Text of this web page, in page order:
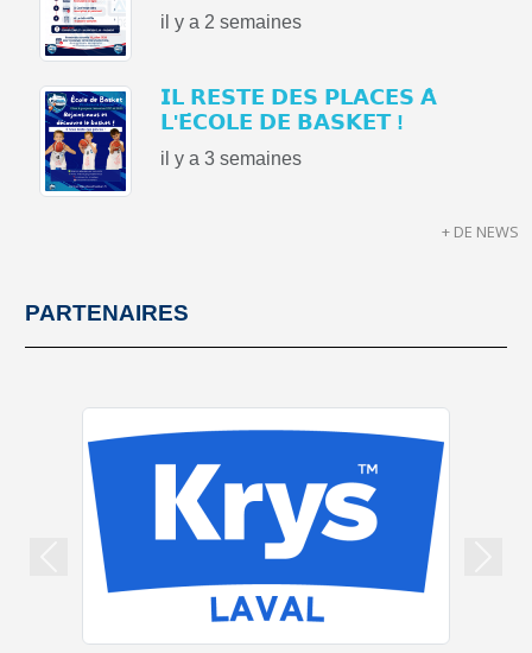
il y a 2 semaines
𝗜𝗟 𝗥𝗘𝗦𝗧𝗘 𝗗𝗘𝗦 𝗣𝗟𝗔𝗖𝗘𝗦 𝗔̀
𝗟'𝗘́𝗖𝗢𝗟𝗘 𝗗𝗘 𝗕𝗔𝗦𝗞𝗘𝗧 !
il y a 3 semaines
+ DE NEWS
PARTENAIRES
Précedent